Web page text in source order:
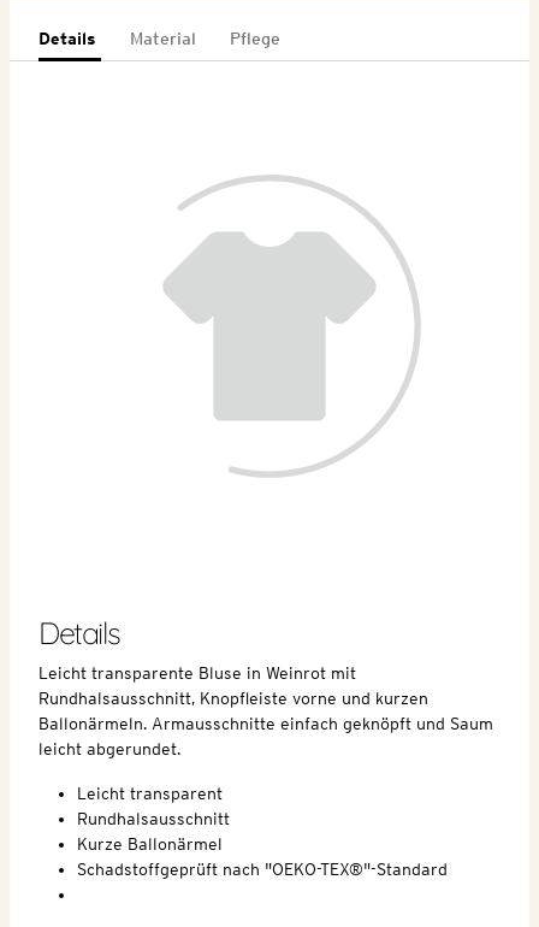
Details Material Pflege
Details
Leicht transparente Bluse in Weinrot mit
Rundhalsausschnitt, Knopfleiste vorne und kurzen
Ballonärmeln. Armausschnitte einfach geknöpft und Saum
leicht abgerundet.
Leicht transparent
Rundhalsausschnitt
Kurze Ballonärmel
Schadstoffgeprüft nach "OEKO-TEX®"-Standard